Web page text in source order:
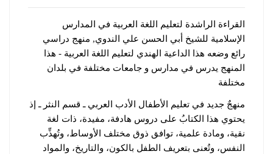
القراءة الراشدة لتعليم اللغة العربية في المدارس
الإسلامية للشيخ أبي الحسن علي الندوي, منهج دراسي
رائع وضعه هذا الداعية الهندي لتعليم اللغة العربية - هذا
المنهج يدرس في مدارس و جامعات مختلفة في بلدان
مختلفة
منهجٌ جديد في تعليم الأطفال الأدب العربي ـ قسم النثر ـ إذ
يحتوي هذا الكتابُ على دروس هادفة، مفيدة، ذات لغة
نقية، ومادة علمية، توافق ذوق مختلف الأوساط، وتُهذِّب
النفس، وتُعنى بتعريف الطفل بالكون، والتاريخ، والمواد